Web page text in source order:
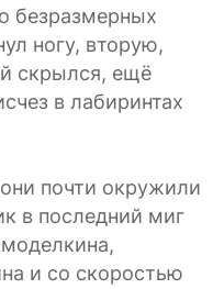
безразмерных
ногу, вторую,
скрылся, ещё
в лабиринтах
почти окружили
в последний миг
и со скоростью